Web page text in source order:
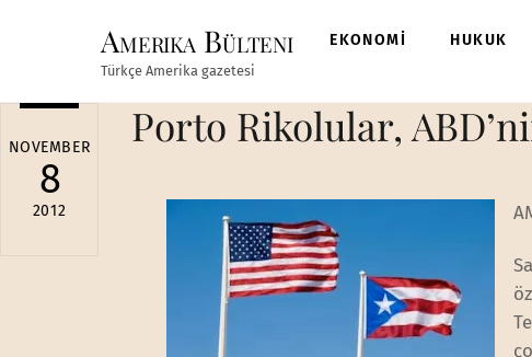
Amerika Bülteni
Türkçe Amerika gazetesi
EKONOMİ HUKUK
NOVEMBER
8
2012
Porto Rikolular,